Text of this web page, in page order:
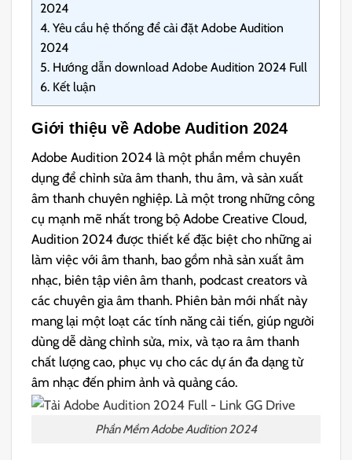
2024
4. Yêu cầu hệ thống để cài đặt Adobe Audition
2024
5. Hướng dẫn download Adobe Audition 2024 Full
6. Kết luận
Giới thiệu về Adobe Audition 2024
Adobe Audition 2024 là một phần mềm chuyên
dụng để chỉnh sửa âm thanh, thu âm, và sản xuất
âm thanh chuyên nghiệp. Là một trong những công
cụ mạnh mẽ nhất trong bộ Adobe Creative Cloud,
Audition 2024 được thiết kế đặc biệt cho những ai
làm việc với âm thanh, bao gồm nhà sản xuất âm
nhạc, biên tập viên âm thanh, podcast creators và
các chuyên gia âm thanh. Phiên bản mới nhất này
mang lại một loạt các tính năng cải tiến, giúp người
dùng dễ dàng chỉnh sửa, mix, và tạo ra âm thanh
chất lượng cao, phục vụ cho các dự án đa dạng từ
âm nhạc đến phim ảnh và quảng cáo.
Phần Mềm Adobe Audition 2024